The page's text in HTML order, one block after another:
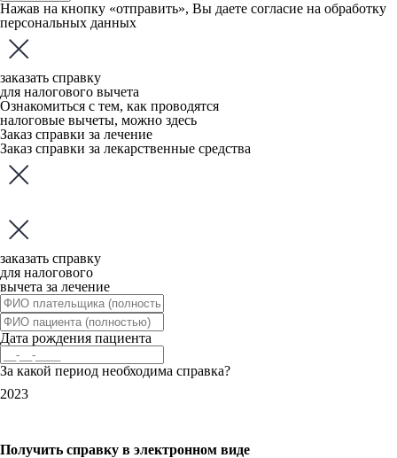
Нажав на кнопку «отправить», Вы даете согласие на обработку
персональных данных
заказать справку
для налогового вычета
Ознакомиться с тем, как проводятся
налоговые вычеты, можно здесь
Заказ справки за лечение
Заказ справки за лекарственные средства
заказать справку
для налогового
вычета за лечение
Дата рождения пациента
За какой период необходима справка?
2023
Получить справку в электронном виде